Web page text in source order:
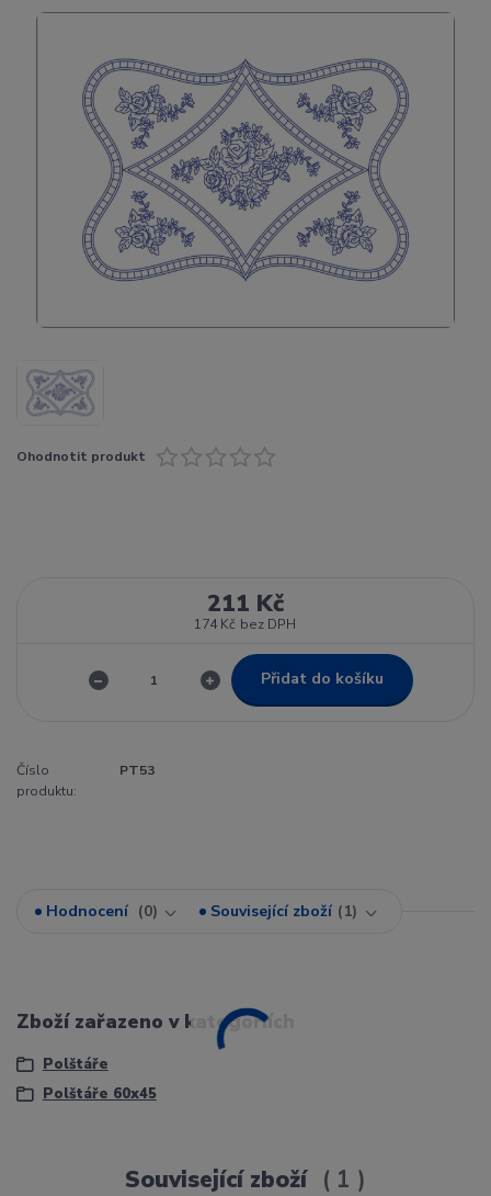
Ohodnotit produkt
211 Kč
174 Kč bez DPH
Přidat do košíku
Číslo
produktu:
PT53
Hodnocení 0 Související zboží 1
Zboží zařazeno v kategoriích
Polštáře
Polštáře 60x45
Související zboží 1